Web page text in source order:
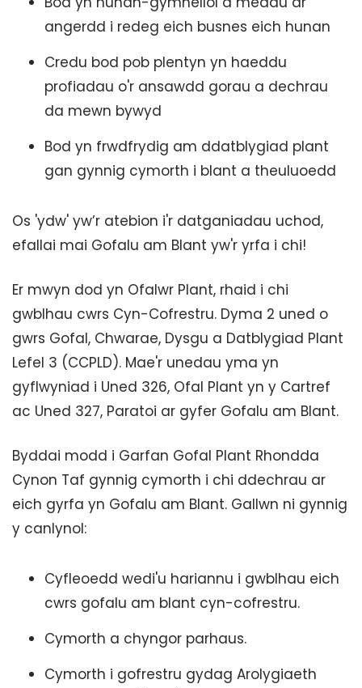
angerdd i redeg eich busnes eich hunan
Credu bod pob plentyn yn haeddu
profiadau o'r ansawdd gorau a dechrau
da mewn bywyd
Bod yn frwdfrydig am ddatblygiad plant
gan gynnig cymorth i blant a theuluoedd
Os 'ydw' yw’r atebion i'r datganiadau uchod,
efallai mai Gofalu am Blant yw'r yrfa i chi!
Er mwyn dod yn Ofalwr Plant, rhaid i chi
gwblhau cwrs Cyn-Cofrestru. Dyma 2 uned o
gwrs Gofal, Chwarae, Dysgu a Datblygiad Plant
Lefel 3 (CCPLD). Mae'r unedau yma yn
gyflwyniad i Uned 326, Ofal Plant yn y Cartref
ac Uned 327, Paratoi ar gyfer Gofalu am Blant.
Byddai modd i Garfan Gofal Plant Rhondda
Cynon Taf gynnig cymorth i chi ddechrau ar
eich gyrfa yn Gofalu am Blant. Gallwn ni gynnig
y canlynol:
Cyfleoedd wedi'u hariannu i gwblhau eich
cwrs gofalu am blant cyn-cofrestru.
Cymorth a chyngor parhaus.
Cymorth i gofrestru gydag Arolygiaeth